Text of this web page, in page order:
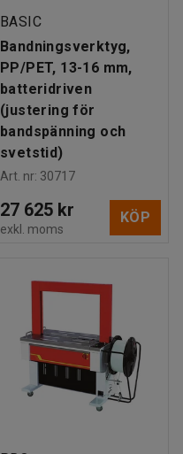
BASIC
Bandningsverktyg,
PP/PET, 13-16 mm,
batteridriven
(justering för
bandspänning och
svetstid)
Art. nr: 30717
27 625 kr
exkl. moms
KÖP